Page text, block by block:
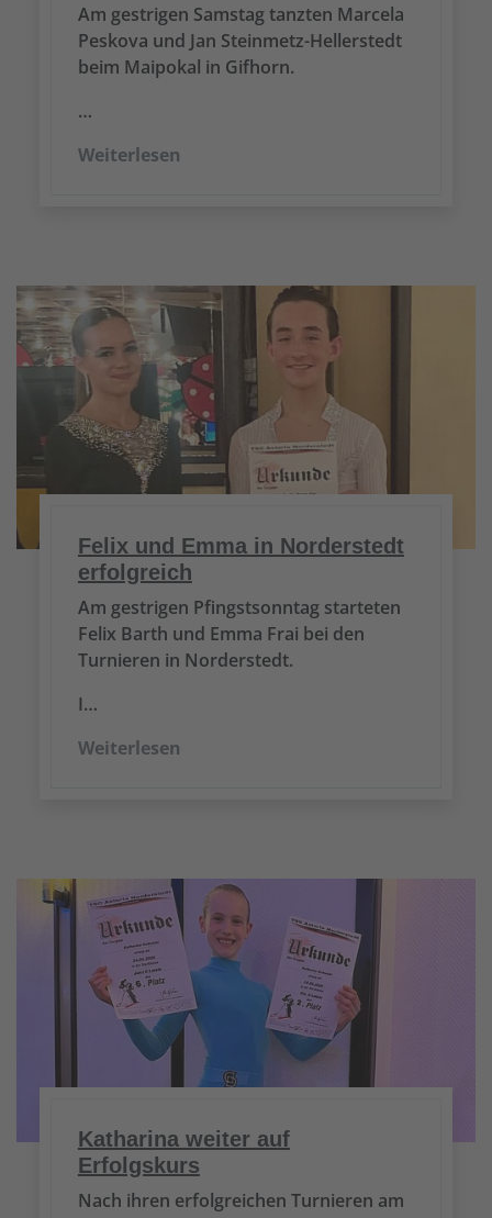
Am gestrigen Samstag tanzten Marcela
Peskova und Jan Steinmetz-Hellerstedt
beim Maipokal in Gifhorn.
…
Weiterlesen
Felix und Emma in Norderstedt
erfolgreich
Am gestrigen Pfingstsonntag starteten
Felix Barth und Emma Frai bei den
Turnieren in Norderstedt.
I…
Weiterlesen
Katharina weiter auf
Erfolgskurs
Nach ihren erfolgreichen Turnieren am